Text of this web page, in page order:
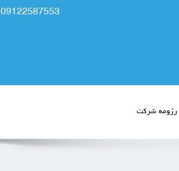
09122587553
رزومه شرکت